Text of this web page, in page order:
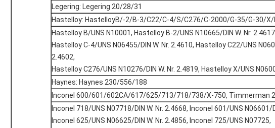
Legering: Legering 20/28/31
Hastelloy: HastelloyB/-2/B-3/C22/C-4/S/C276/C-2000/G-35/G-30/X/
Hastelloy B/UNS N10001, Hastelloy B-2/UNS N10665/DIN W. Nr.
Hastelloy C-4/UNS N06455/DIN W. Nr. 2.4610, Hastelloy C22/UNS
2.4602,
Hastelloy C276/UNS N10276/DIN W. Nr. 2.4819, Hastelloy X/UNS
Haynes: Haynes 230/556/188
Inconel 600/601/602CA/617/625/713/718/738/X-750, Timmerman
Inconel 718/UNS N07718/DIN W. Nr. 2.4668, Inconel 601/UNS N06601/
Inconel 625/UNS N06625/DIN W. Nr. 2.4856, Inconel 725/UNS N07725,